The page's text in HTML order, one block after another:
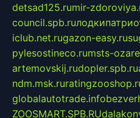
detsad125.rumir-
council.spb.ru
iclub.net.rugazon-easy.ru
pylesostineco.rumsts-
artemovskij.rudopler.spb.ru
ndm.msk.ru
globalautotrade.info
ZOOSMART.SPB.RU